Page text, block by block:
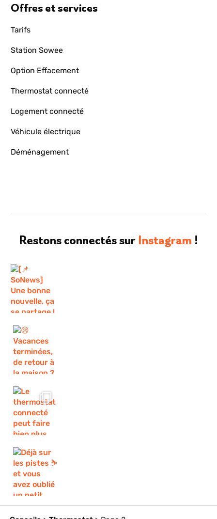
Offres et services
Tarifs
Station Sowee
Option Effacement
Thermostat connecté
Logement connecté
Véhicule électrique
Déménagement
Restons connectés sur Instagram !